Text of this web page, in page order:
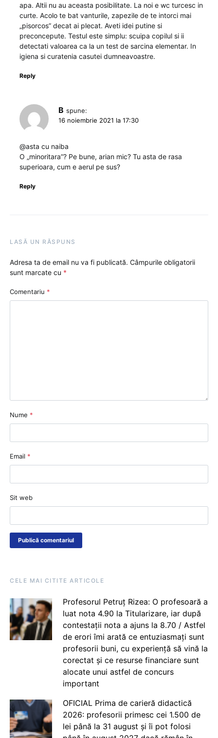
apa. Altii nu au aceasta posibilitate. La noi e wc turcesc in
curte. Acolo te bat vanturile, zapezile de te intorci mai
„pisorcos” decat ai plecat. Aveti idei putine si
preconcepute. Testul este simplu: scuipa copilul si ii
detectati valoarea ca la un test de sarcina elementar. In
igiena si curatenia casutei dumneavoastre.
Reply
B spune:
16 noiembrie 2021 la 17:30
@asta cu naiba
O „minoritara”? Pe bune, arian mic? Tu asta de rasa
superioara, cum e aerul pe sus?
Reply
LASĂ UN RĂSPUNS
Adresa ta de email nu va fi publicată. Câmpurile obligatorii
sunt marcate cu *
Comentariu *
Nume *
Email *
Sit web
CELE MAI CITITE ARTICOLE
Profesorul Petruț Rizea: O profesoară a
luat nota 4.90 la Titularizare, iar după
contestații nota a ajuns la 8.70 / Astfel
de erori îmi arată ce entuziasmați sunt
profesorii buni, cu experiență să vină la
corectat și ce resurse financiare sunt
alocate unui astfel de concurs
important
OFICIAL Prima de carieră didactică
2026: profesorii primesc cei 1.500 de
lei până la 31 august și îi pot folosi